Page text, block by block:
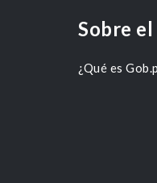
Sobre
¿Qué es